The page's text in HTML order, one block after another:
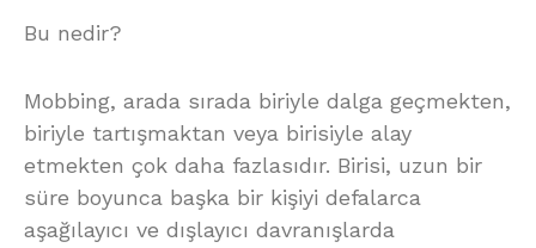
Bu nedir?
Mobbing, arada sırada biriyle dalga geçmekten,
biriyle tartışmaktan veya birisiyle alay
etmekten çok daha fazlasıdır. Birisi, uzun bir
süre boyunca başka bir kişiyi defalarca
aşağılayıcı ve dışlayıcı davranışlarda